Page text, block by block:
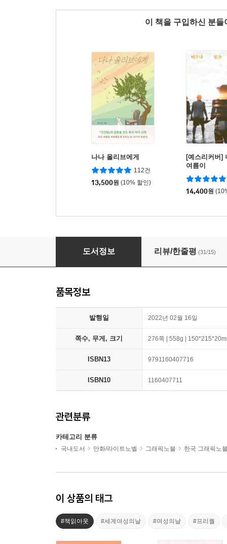
이 책을 구입하신 분
나나 올리브에게
112건
13,500원 (10% 할인)
[예스리커버]
여름이
14,400원
아무렇지 않다
도서정보 리뷰/한줄평 (31/15)
품목정보
발행일 2022년 02월 16일
쪽수, 무게, 크기 276쪽 | 558g |
ISBN13 9791160407716
ISBN10 1160407711
관련분류
카테고리 분류
국내도서 만화/라이트노벨 그래픽노블 한국 그래픽노
이 상품의 태그
#책읽아웃 #세계여성의날 #여성의날 #프리퀄